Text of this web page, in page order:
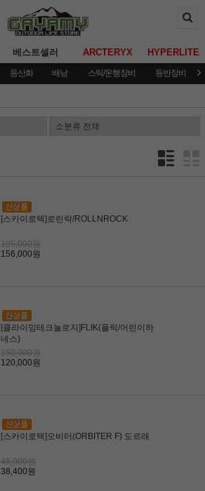
베스트셀러 ARCTERYX HYPERLITE
등산화 배낭 스틱/운행장비 등반장비
[스카이로텍]로린락/ROLLNROCK
195,000원
156,000원
[클라이밍테크놀로지]FLIK(플릭/어린이하
네스)
150,000원
120,000원
[스카이로텍]오비터(ORBITER F) 도르래
48,000원
38,400원